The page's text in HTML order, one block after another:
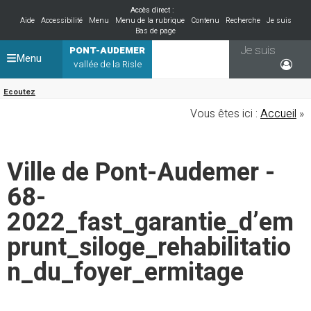
Accès direct :
Aide
Accessibilité Menu Menu de la rubrique Contenu Recherche
Je suis
Bas de page
PONT-AUDEMER
vallée de la Risle
Ecoutez
Je suis
Menu
Vous êtes ici : Accueil »
Ville de Pont-Audemer -
68-
2022_fast_garantie_d’em
prunt_siloge_rehabilitatio
n_du_foyer_ermitage